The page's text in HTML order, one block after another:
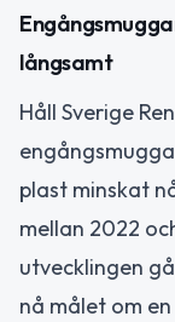
långsamt
Håll Sverige
plast minskat
mellan 2022
utvecklingen
nå målet om